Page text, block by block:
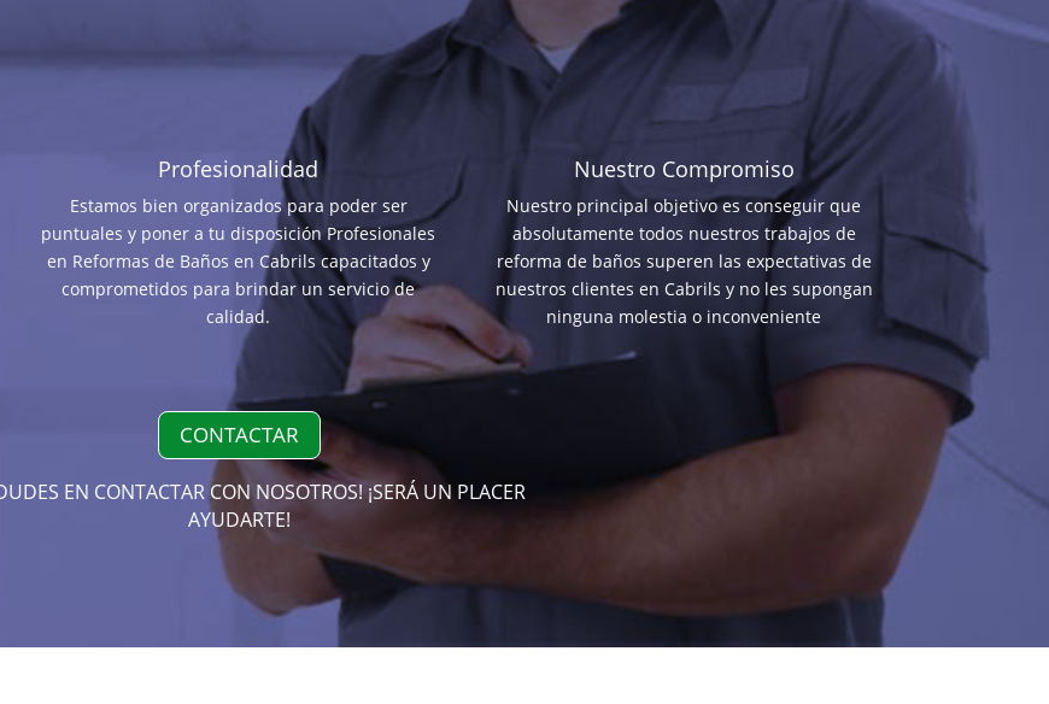
Profesionalidad
Estamos bien organizados para poder ser
puntuales y poner a tu disposición Profesionales
en Reformas de Baños en Cabrils capacitados y
comprometidos para brindar un servicio de
calidad.
Nuestro Compromiso
Nuestro principal objetivo es conseguir que
absolutamente todos nuestros trabajos de
reforma de baños superen las expectativas de
nuestros clientes en Cabrils y no les supongan
ninguna molestia o inconveniente
CONTACTAR
EN CONTACTAR CON NOSOTROS! ¡SERÁ UN PLACER
AYUDARTE!